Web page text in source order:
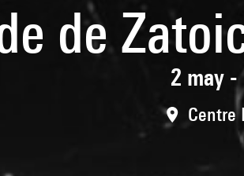
de
2 may
Centre